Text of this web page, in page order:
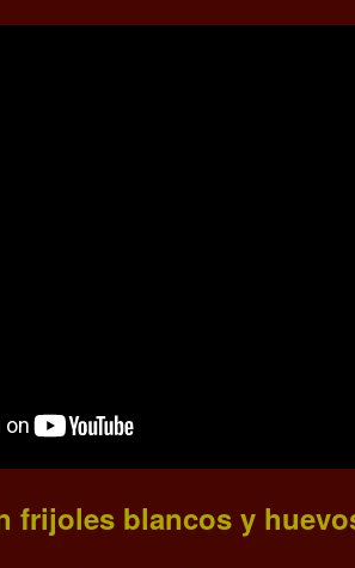
frijoles blancos y